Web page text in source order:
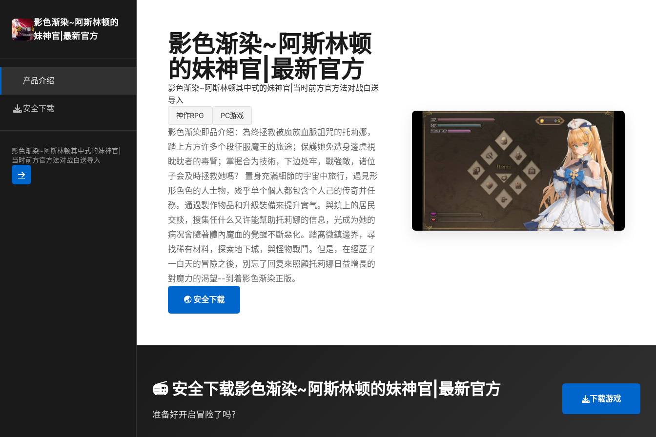
影色渐染~阿斯林顿的
妹神官|最新官方
产品介绍
安全下载
影色渐染~阿斯林顿其中式的妹神官|
当时前方官方法对战白送导入
影色渐染~阿斯林顿
的妹神官|最新官方
影色渐染~阿斯林顿其中式的妹神官|当时前方官方法对战白送
导入
神作RPG PC游戏
影色渐染即品介绍：為终拯救被魔族血脈詛咒的托莉娜，
踏上方方许多个段征服魔王的旅途；保護她免遭身邊虎視
眈眈者的毒臂；掌握合为技術，下边处牢，戰強敵，诸位
子会及時拯救她嗎？ 置身充滿細節的宇宙中旅行，遇見形
形色色的人士物，幾乎单个個人都包含个人己的传奇并任
務。通過製作物品和升級裝備來提升實气。與鎮上的居民
交談，搜集任什么又许能幫助托莉娜的信息，光成为她的
病况會隨著體內魔血的覺醒不斷惡化。踏离微鎮邊界，尋
找稀有材料，探索地下城，與怪物戰鬥。但是，在經歷了
一白天的冒險之後，別忘了回复來照顧托莉娜日益增長的
對魔力的渴望--到着影色渐染正版。
🌏 安全下载
📻 安全下载影色渐染~阿斯林顿的妹神官|最新官方
准备好开启冒险了吗？
下载游戏